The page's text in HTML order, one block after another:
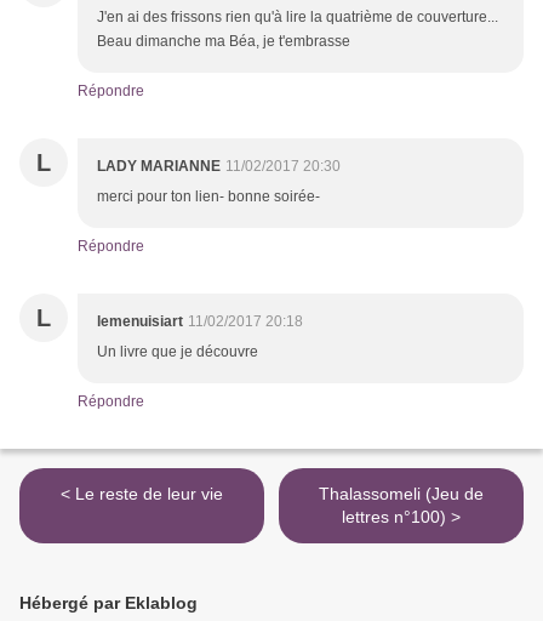
J'en ai des frissons rien qu'à lire la quatrième de couverture...
Beau dimanche ma Béa, je t'embrasse
Répondre
L LADY MARIANNE 11/02/2017 20:30
merci pour ton lien- bonne soirée-
Répondre
L lemenuisiart 11/02/2017 20:18
Un livre que je découvre
Répondre
< Le reste de leur vie
Thalassomeli (Jeu de
lettres n°100) >
Hébergé par Eklablog